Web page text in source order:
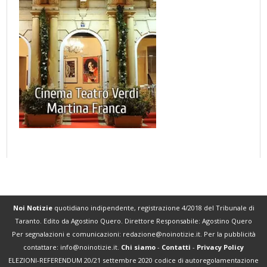
Noi Notiziequotidiano indipendente, registrazione 4/2018 del Tribunale di
Taranto. Edito da Agostino Quero. Direttore Responsabile: Agostino Quero
Per segnalazioni e comunicazioni: redazione@noinotizie.it. Per la pubblicità
contattare: info@noinotizie.it. Chi siamo - Contatti - Privacy Policy
ELEZIONI-REFERENDUM 20/21 settembre 2020 codice di autoregolamentazione